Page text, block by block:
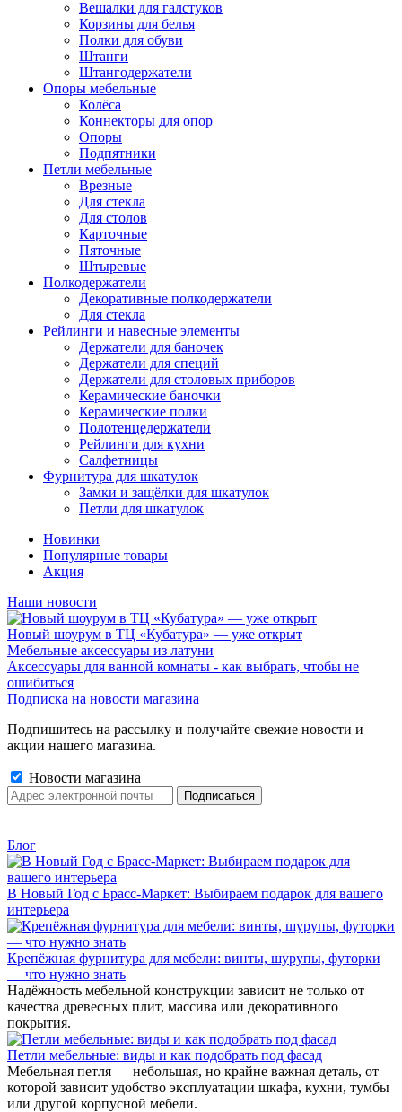
Вешалки для галстуков
Корзины для белья
Полки для обуви
Штанги
Штангодержатели
Опоры мебельные
Колёса
Коннекторы для опор
Опоры
Подпятники
Петли мебельные
Врезные
Для стекла
Для столов
Карточные
Пяточные
Штыревые
Полкодержатели
Декоративные полкодержатели
Для стекла
Рейлинги и навесные элементы
Держатели для баночек
Держатели для специй
Держатели для столовых приборов
Керамические баночки
Керамические полки
Полотенцедержатели
Рейлинги для кухни
Салфетницы
Фурнитура для шкатулок
Замки и защёлки для шкатулок
Петли для шкатулок
Новинки
Популярные товары
Акция
Наши новости
Новый шоурум в ТЦ «Кубатура» — уже открыт
Мебельные аксессуары из латуни
Аксессуары для ванной комнаты - как выбрать, чтобы не
ошибиться
Подписка на новости магазина
Подпишитесь на рассылку и получайте свежие новости и
акции нашего магазина.
Новости магазина
Блог
В Новый Год с Брасс-Маркет: Выбираем подарок для вашего
интерьера
Крепёжная фурнитура для мебели: винты, шурупы, футорки
— что нужно знать
Надёжность мебельной конструкции зависит не только от
качества древесных плит, массива или декоративного
покрытия.
Петли мебельные: виды и как подобрать под фасад
Мебельная петля — небольшая, но крайне важная деталь, от
которой зависит удобство эксплуатации шкафа, кухни, тумбы
или другой корпусной мебели.